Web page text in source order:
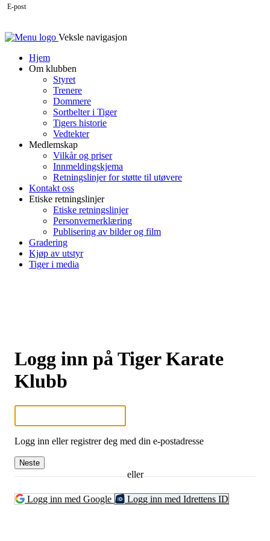
Veksle navigasjon
Hjem
Om klubben
Styret
Trenere
Dommere
Sortbelter i Tiger
Tigers historie
Vedtekter
Medlemskap
Vilkår og priser
Innmeldingskjema
Retningslinjer for støtte til utøvere
Kontakt oss
Etiske retningslinjer
Etiske retningslinjer
Personvernerklæring
Publisering av bilder og film
Gradering
Kjøp av utstyr
Tiger i media
Logg inn på Tiger Karate
Klubb
E-post
Logg inn eller registrer deg med din e-postadresse
Neste
eller
Logg inn med Google Logg inn med Idrettens ID